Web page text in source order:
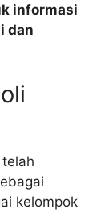
informasi
dan
kelompok